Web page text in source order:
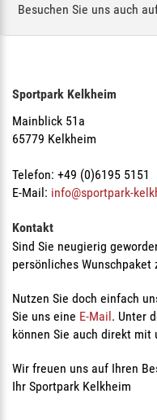
Besuchen Sie uns auch
Sportpark Kelkheim
Mainblick 51a
65779 Kelkheim
Telefon: +49 (0)6195 5151
E-Mail: info@sportpark-
Kontakt
Sind Sie neugierig
persönliches Wunschpaket
Nutzen Sie doch einfach
Sie uns eine E-Mail. Unter
können Sie auch direkt mit
Wir freuen uns auf Ihren
Ihr Sportpark Kelkheim